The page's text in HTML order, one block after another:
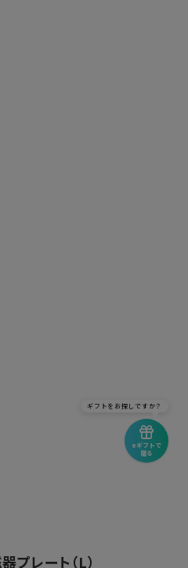
プレート（L）
eギフトで
贈る
ギフトをお探しですか？